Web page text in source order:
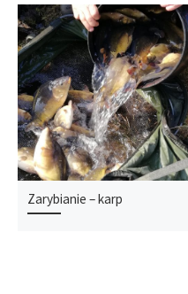
Zarybianie – karp